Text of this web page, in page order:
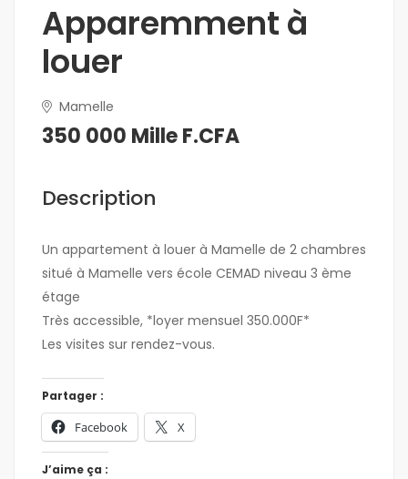
Apparemment à
louer
Mamelle
350 000 Mille F.CFA
Description
Un appartement à louer à Mamelle de 2 chambres
situé à Mamelle vers école CEMAD niveau 3 ème
étage
Très accessible, *loyer mensuel 350.000F*
Les visites sur rendez-vous.
Partager :
Facebook X
J’aime ça :